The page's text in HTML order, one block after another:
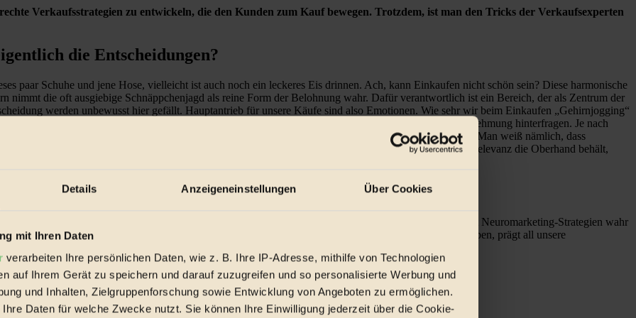
Details Anzeigeneinstellungen Über Cookies
mit Ihren Daten
verarbeiten Ihre persönlichen Daten, wie z. B. Ihre IP-Adresse, mithilfe von Technologien
auf Ihrem Gerät zu speichern und darauf zuzugreifen und so personalisierte Werbung und
und Inhalten, Zielgruppenforschung sowie Entwicklung von Angeboten zu ermöglichen.
Daten für welche Zwecke nutzt. Sie können Ihre Einwilligung jederzeit über die Cookie-
Verkaufsstrategien zu entwickeln, die den Kunden zum Kauf bewegen. Trotzdem, ist man den Tricks der Verkaufsexperten
die Entscheidungen?
paar Schuhe und jene Hose, vielleicht ist auch noch ein leckeres Eis drinnen. Ach, kann Einkaufen nicht schön sein? Diese harmonische
nimmt die oft ausgiebige Schnäppchenjagd als reine Form der Belohnung wahr. Dafür verantwortlich ist ein Bereich, der als Zentrum der
werden unbewusst hier gefällt. Hauptantrieb für unsere Käufe sind also Emotionen. Wie sehr wir beim Einkaufen „Gehirnjogging“
das Großhirn, als Teil des limbischen Systems, die Entscheidungen unseres Bereiches für Gefühlswahrnehmung hinterfragen. Je nach
werden, gelingt dem Großhirn die Kontrolle über Entscheidungen aber mehr oder weniger gut. Man weiß nämlich, dass
vernünftigen Entscheidungen aktiv sind, oft in Konkurrenz zu einander stehen. „Wenn die emotionale Relevanz die Oberhand behält,
wir uns sehnen, hängt bei jedem Menschen von verschiedenen Faktoren ab. Diese zu kennen, hilft Neuromarketing-Strategien wahr
eine erhebliche Rolle. Auch welche Erfahrungen wir gemacht und welche Erziehung wir genossen haben, prägt all unsere
relevant.